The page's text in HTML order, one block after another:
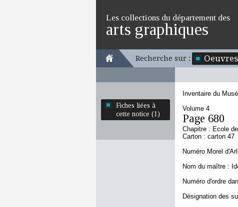
Les collections du département des
arts graphiques
Recherche sur : Oeuvres
Fiches liées à
cette notice (1)
Inventaire du
Volume 4
Page 680
Chapitre : Ecole
Carton : carton 47
Numéro Morel
Nom du maître :
Numéro d'ordre
Désignation des